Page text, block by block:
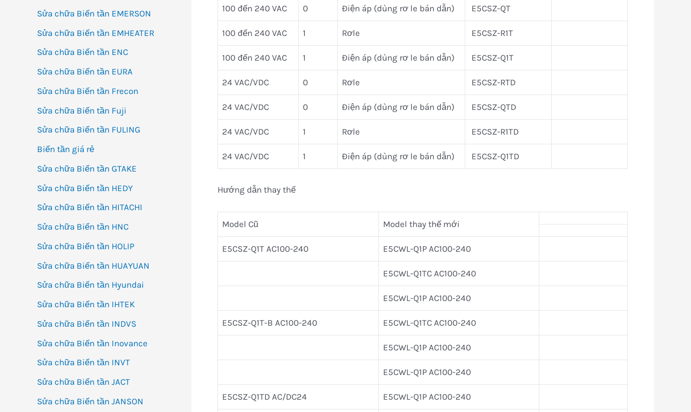
Sửa chữa Biến tần EMERSON
Sửa chữa Biến tần EMHEATER
Sửa chữa Biến tần ENC
Sửa chữa Biến tần EURA
Sửa chữa Biến tần Frecon
Sửa chữa Biến tần Fuji
Sửa chữa Biến tần FULING
Biến tần giá rẻ
Sửa chữa Biến tần GTAKE
Sửa chữa Biến tần HEDY
Sửa chữa Biến tần HITACHI
Sửa chữa Biến tần HNC
Sửa chữa Biến tần HOLIP
Sửa chữa Biến tần HUAYUAN
Sửa chữa Biến tần Hyundai
Sửa chữa Biến tần IHTEK
Sửa chữa Biến tần INDVS
Sửa chữa Biến tần Inovance
Sửa chữa Biến tần INVT
Sửa chữa Biến tần JACT
Sửa chữa Biến tần JANSON
100 đến 240 VAC 0 Điện áp (dùng rơ le bán dẫn) E5CSZ-QT
100 đến 240 VAC 1 Rơle E5CSZ-R1T
100 đến 240 VAC 1 Điện áp (dùng rơ le bán dẫn) E5CSZ-Q1T
24 VAC/VDC 0 Rơle E5CSZ-RTD
24 VAC/VDC 0 Điện áp (dùng rơ le bán dẫn) E5CSZ-QTD
24 VAC/VDC 1 Rơle E5CSZ-R1TD
24 VAC/VDC 1 Điện áp (dùng rơ le bán dẫn) E5CSZ-Q1TD
Hướng dẫn thay thế
Model Cũ Model thay thế mới
E5CSZ-Q1T AC100-240 E5CWL-Q1P AC100-240
E5CWL-Q1TC AC100-240
E5CWL-Q1P AC100-240
E5CSZ-Q1T-B AC100-240 E5CWL-Q1TC AC100-240
E5CWL-Q1P AC100-240
E5CWL-Q1P AC100-240
E5CSZ-Q1TD AC/DC24 E5CWL-Q1P AC100-240